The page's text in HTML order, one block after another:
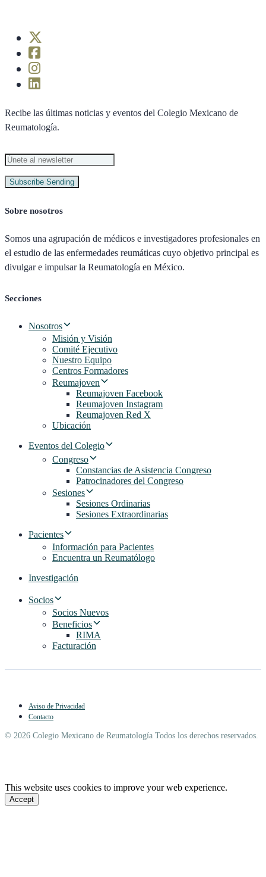
Recibe las últimas noticias y eventos del Colegio Mexicano de
Reumatología.
Subscribe Sending
Sobre nosotros
Somos una agrupación de médicos e investigadores profesionales en
el estudio de las enfermedades reumáticas cuyo objetivo principal es
divulgar e impulsar la Reumatología en México.
Secciones
Nosotros
Misión y Visión
Comité Ejecutivo
Nuestro Equipo
Centros Formadores
Reumajoven
Reumajoven Facebook
Reumajoven Instagram
Reumajoven Red X
Ubicación
Eventos del Colegio
Congreso
Constancias de Asistencia Congreso
Patrocinadores del Congreso
Sesiones
Sesiones Ordinarias
Sesiones Extraordinarias
Pacientes
Información para Pacientes
Encuentra un Reumatólogo
Investigación
Socios
Socios Nuevos
Beneficios
RIMA
Facturación
Aviso de Privacidad
Contacto
© 2026 Colegio Mexicano de Reumatología Todos los derechos reservados.
This website uses cookies to improve your web experience.
Accept